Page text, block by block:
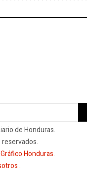
de Honduras.
Honduras.
.